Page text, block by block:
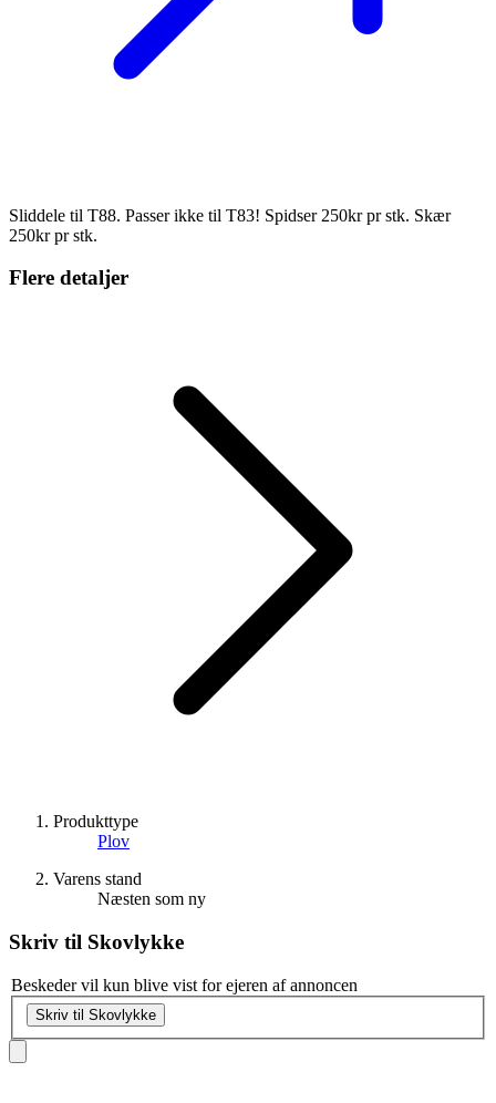
Sliddele til T88. Passer ikke til T83! Spidser 250kr pr stk. Skær
250kr pr stk.
Flere detaljer
Produkttype
Plov
Varens stand
Næsten som ny
Skriv til Skovlykke
Beskeder vil kun blive vist for ejeren af annoncen
Skriv til Skovlykke